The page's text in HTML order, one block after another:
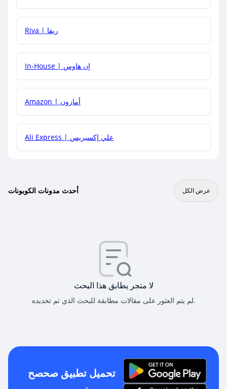
هل يمكنني جمع كود خصم مع العروض الأخرى؟
Riva | ريفا
In-House | إن هاوس
Amazon | أمازون
Ali Express | علي إكسبريس
أحدث مدونات الكوبونات عرض الكل
لا متجر يطابق هذا البحث
لم يتم العثور على مقالات مطابقة للبحث الذي تم تحديده.
تحميل تطبيق صحصح